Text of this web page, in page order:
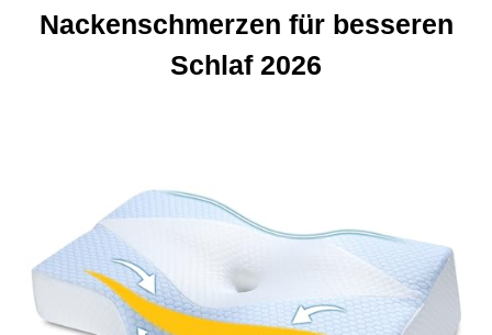
Nackenschmerzen für besseren
Schlaf 2026